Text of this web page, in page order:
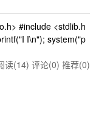
#include <stdlib.h
I\n"); system("p
读(14) 评论(0) 推荐(0)